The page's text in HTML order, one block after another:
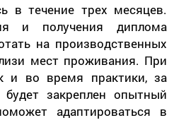
в течение трех месяцев.
и получения диплома
на производственных
мест проживания. При
и во время практики, за
закреплен опытный
адаптироваться в